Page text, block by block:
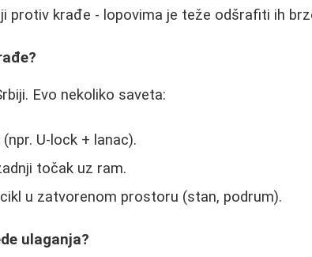
protiv krađe - lopovima je teže odšrafiti ih
Evo nekoliko saveta:
U-lock + lanac).
točak uz ram.
u zatvorenom prostoru (stan, podrum).
ulaganja?